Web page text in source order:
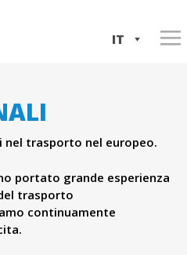
IT
nel trasporto nel europeo.
portato grande esperienza
trasporto
continuamente